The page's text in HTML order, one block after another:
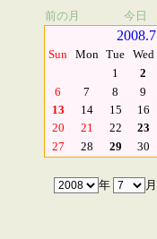
前の月 今日
2008.7
Sun Mon Tue Wed
1
2
6
7 8 9
13
14 15 16
20
21 22 23
27
28 29 30
年 月